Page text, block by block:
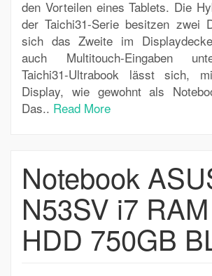
den Vorteilen eines Tablets. Die
der Taichi31-Serie besitzen zwei
sich das Zweite im
auch Multitouch-Eingaben
Taichi31-Ultrabook lässt sich,
Display, wie gewohnt als
Das.. Read More
Notebook
N53SV i7
HDD 750GB